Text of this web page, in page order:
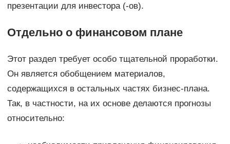
презентации для инвестора (-ов).
Отдельно о финансовом плане
Этот раздел требует особо тщательной проработки.
Он является обобщением материалов,
содержащихся в остальных частях бизнес-плана.
Так, в частности, на их основе делаются прогнозы
относительно: